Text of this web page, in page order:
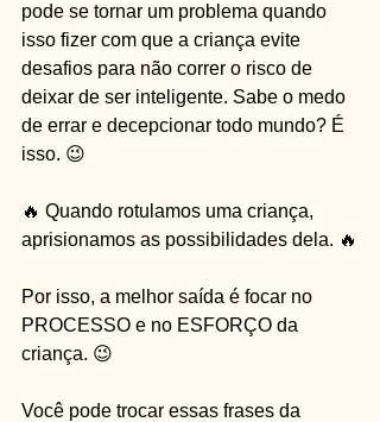
pode se tornar um problema quando
isso fizer com que a criança evite
desafios para não correr o risco de
deixar de ser inteligente. Sabe o medo
de errar e decepcionar todo mundo? É
isso. 😉
🔥 Quando rotulamos uma criança,
aprisionamos as possibilidades dela. 🔥
Por isso, a melhor saída é focar no
PROCESSO e no ESFORÇO da
criança. 😉
Você pode trocar essas frases da